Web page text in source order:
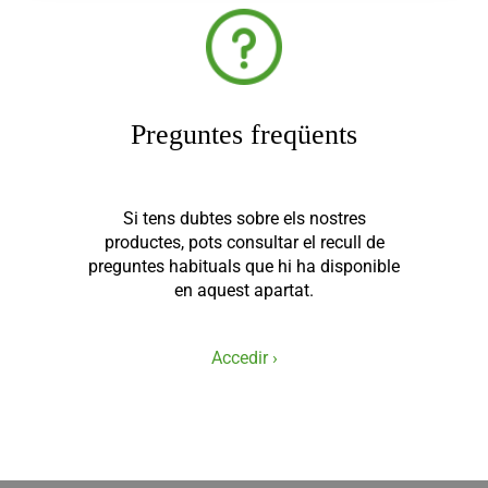
Preguntes freqüents
Si tens dubtes sobre els nostres
productes, pots consultar el recull de
preguntes habituals que hi ha disponible
en aquest apartat.
Accedir ›